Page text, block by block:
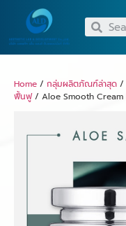
Home / กลุ่มผลิตภัณฑ์ล่าสุด /
ฟื้นฟู/ Aloe Smooth Cream